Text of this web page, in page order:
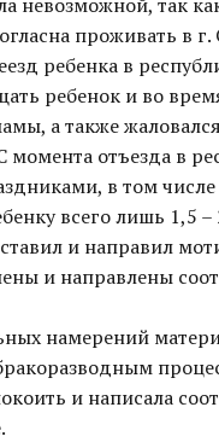
проживать в
ребенка в
ребенок и во
а также
отъезда в
в том
всего лишь 1,5
и направил
и направлены
намерений
и написала